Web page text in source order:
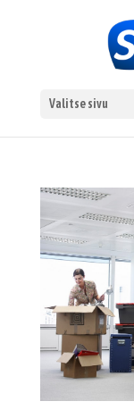
Valitse sivu